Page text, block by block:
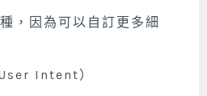
，因為可以自訂更多細
Intent）